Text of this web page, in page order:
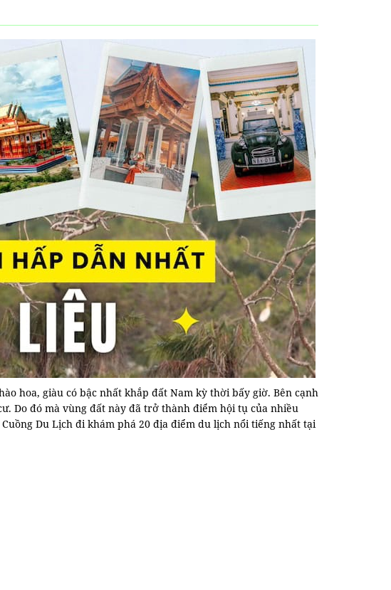
hoa, giàu có bậc nhất khắp đất Nam kỳ thời bấy giờ. Bên cạnh
Do đó mà vùng đất này đã trở thành điểm hội tụ của nhiều
Du Lịch đi khám phá 20 địa điểm du lịch nổi tiếng nhất tại